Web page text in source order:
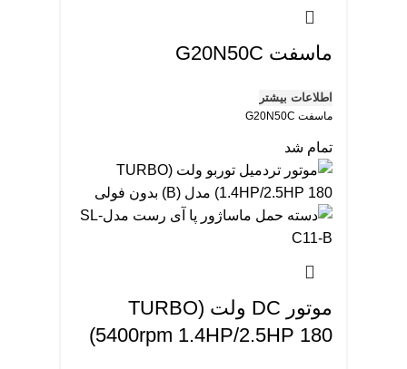
ماسفت G20N50C
اطلاعات بیشتر
ماسفت G20N50C
تمام شد
موتور DC ولت TURBO)
5400rpm 1.4HP/2.5HP 180)